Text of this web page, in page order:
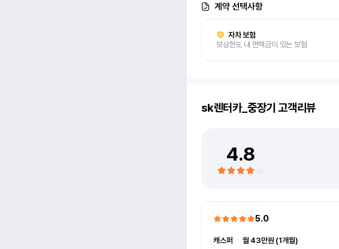
계약 선택사항
자차 보험
보상한도 내 면책금이 있는 보험
sk렌터카_중장기 고객리뷰
4.8
5.0
캐스퍼
월 43만원 (1개월)